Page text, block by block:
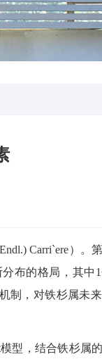
Carri`ere）
。
布的格局，其中 1
制，对铁杉属未
模型，结合铁杉属